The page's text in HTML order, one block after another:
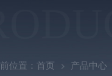
位置： 首页 产品中心